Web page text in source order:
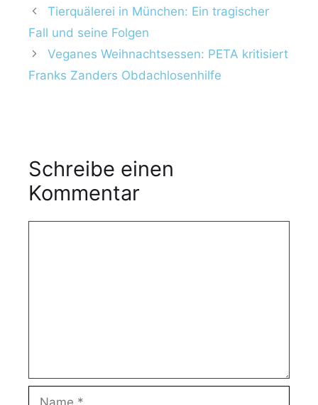
Tierquälerei in München: Ein tragischer
Fall und seine Folgen
Veganes Weihnachtsessen: PETA kritisiert
Franks Zanders Obdachlosenhilfe
Schreibe einen
Kommentar